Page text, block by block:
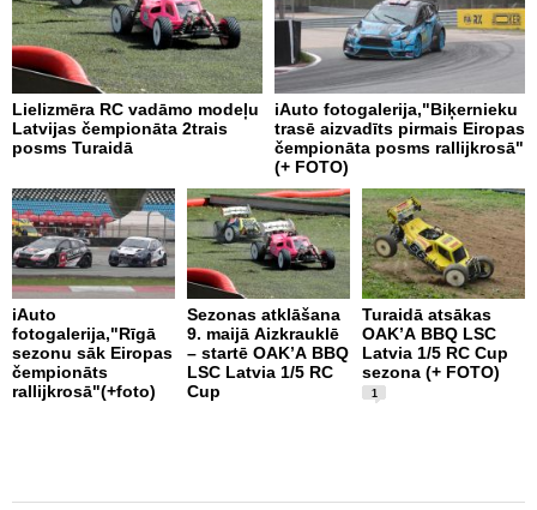
Lielizmēra RC vadāmo modeļu
Latvijas čempionāta 2trais
posms Turaidā
iAuto fotogalerija,"Biķernieku
trasē aizvadīts pirmais Eiropas
čempionāta posms rallijkrosā"
(+ FOTO)
iAuto
fotogalerija,"Rīgā
sezonu sāk Eiropas
čempionāts
rallijkrosā"(+foto)
Sezonas atklāšana
9. maijā Aizkrauklē
– startē OAK’A BBQ
LSC Latvia 1/5 RC
Cup
Turaidā atsākas
OAK’A BBQ LSC
Latvia 1/5 RC Cup
sezona (+ FOTO)
1